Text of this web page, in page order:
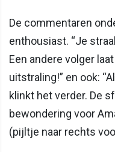
De commentaren
enthousiast. “Je
Een andere volger
uitstraling!” en ook:
klinkt het verder. De
bewondering voor
(pijltje naar rechts